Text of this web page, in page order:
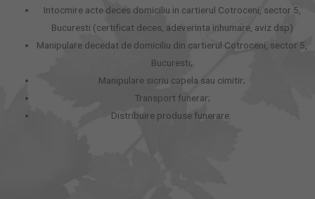
Intocmire acte deces domiciliu in cartierul Cotroceni, sector 5,
Bucuresti (certificat deces, adeverinta inhumare, aviz dsp)
Manipulare decedat de domiciliu din cartierul Cotroceni, sector 5,
Bucuresti;
Manipulare sicriu capela sau cimitir;
Transport funerar;
Distribuire produse funerare.